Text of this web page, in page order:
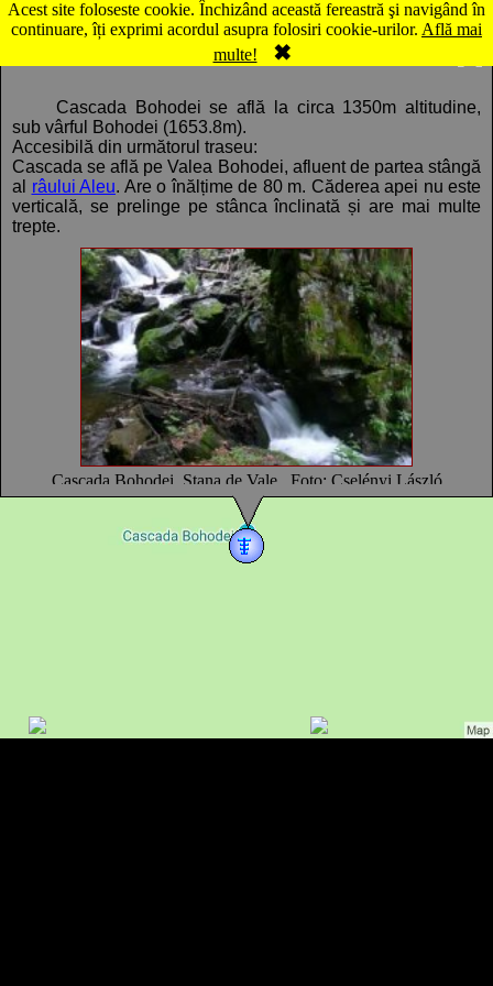
Acest site foloseste cookie. Închizând această fereastră şi navigând în
continuare, îți exprimi acordul asupra folosiri cookie-urilor. Află mai
multe!
✖
Hartă Stâna de Vale: Cascada Bohodei
Cascada Bohodei se află la circa 1350m altitudine,
sub vârful Bohodei (1653.8m).
Accesibilă din următorul traseu:
Cascada se află pe Valea Bohodei, afluent de partea stângă
al râului Aleu. Are o înălțime de 80 m. Căderea apei nu este
verticală, se prelinge pe stânca înclinată și are mai multe
trepte.
Cascada Bohodei, Stana de Vale , Foto: Cselényi László
Comentarii